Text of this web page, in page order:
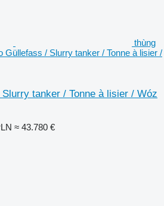
thùng
Güllefass / Slurry tanker / Tonne à lisier /
tanker / Tonne à lisier / Wóz
≈ 43.780 €